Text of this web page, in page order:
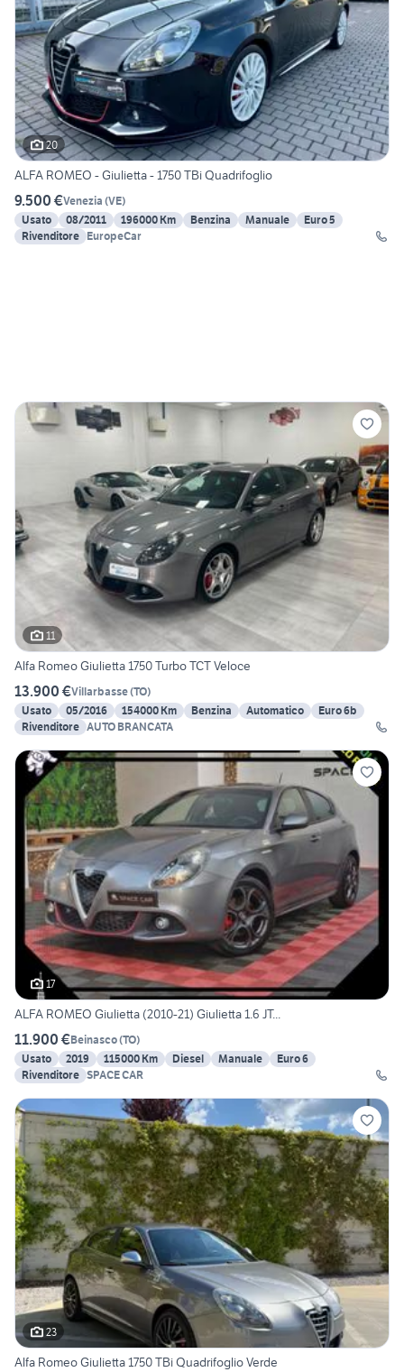
20
ALFA ROMEO - Giulietta - 1750 TBi Quadrifoglio
9.500 €Venezia (VE)
Usato
08/2011 196000 Km Benzina Manuale
Euro 5
Rivenditore EuropeCar
11
Alfa Romeo Giulietta 1750 Turbo TCT Veloce
13.900 €Villarbasse(TO)
Usato
05/2016 154000 Km Benzina Automatico
Euro 6b
Rivenditore AUTO BRANCATA
17
ALFA ROMEO Giulietta (2010-21) Giulietta 1.6 JT...
11.900 €Beinasco(TO)
Usato
2019 115000 Km Diesel Manuale
Euro 6
Rivenditore SPACE CAR
23
Alfa Romeo Giulietta 1750 TBi Quadrifoglio Verde